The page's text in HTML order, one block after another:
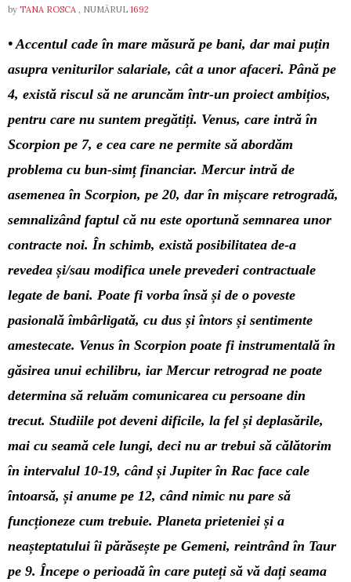
by TANA ROSCA , NUMĂRUL 1692
• Accentul cade în mare măsură pe bani, dar mai puțin
asupra veniturilor salariale, cât a unor afaceri. Până pe
4, există riscul să ne aruncăm într-un proiect ambițios,
pentru care nu suntem pregătiți. Venus, care intră în
Scorpion pe 7, e cea care ne permite să abordăm
problema cu bun-simț financiar. Mercur intră de
asemenea în Scorpion, pe 20, dar în mișcare retrogradă,
semnalizând faptul că nu este oportună semnarea unor
contracte noi. În schimb, există posibilitatea de-a
revedea și/sau modifica unele prevederi contractuale
legate de bani. Poate fi vorba însă și de o poveste
pasională îmbârligată, cu dus și întors și sentimente
amestecate. Venus în Scorpion poate fi instrumentală în
găsirea unui echilibru, iar Mercur retrograd ne poate
determina să reluăm comunicarea cu persoane din
trecut. Studiile pot deveni dificile, la fel și deplasările,
mai cu seamă cele lungi, deci nu ar trebui să călătorim
în intervalul 10-19, când și Jupiter în Rac face cale
întoarsă, și anume pe 12, când nimic nu pare să
funcționeze cum trebuie. Planeta prieteniei și a
neașteptatului îi părăsește pe Gemeni, reintrând în Taur
pe 9. Începe o perioadă în care puteți să vă dați seama